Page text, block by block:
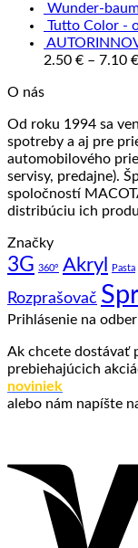
Wunder-
Tutto Color -
2.50 € – 7.10 €
O nás
Od roku 1994 sa
spotreby a aj pre
automobilového
servisy, predajne).
spoločností
distribúciu ich
Značky
3G 360° Akryl Pasta
Rozprašovač
Prihlásenie na odber
Ak chcete dostávať
prebiehajúcich
noviniek
alebo nám napíšte